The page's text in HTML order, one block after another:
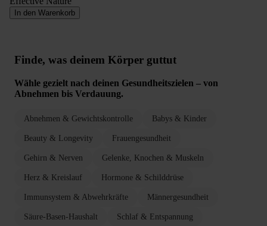
In den Warenkorb
Finde, was deinem Körper guttut
Wähle gezielt nach deinen Gesundheitszielen – von
Abnehmen bis Verdauung.
Abnehmen & Gewichtskontrolle Babys & Kinder
Beauty & Longevity Frauengesundheit
Gehirn & Nerven Gelenke, Knochen & Muskeln
Herz & Kreislauf Hormone & Schilddrüse
Immunsystem & Abwehrkräfte Männergesundheit
Säure-Basen-Haushalt Schlaf & Entspannung